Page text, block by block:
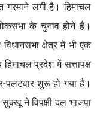
गरमाने लगी है। हिमाचल
के चुनाव होने हैं।
क्षेत्र में भी एक
प्रदेश में सत्तापक्ष
पलटवार शुरू हो गया है।
ने विपक्षी दल भाजपा